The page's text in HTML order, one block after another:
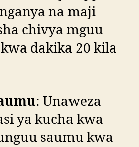
na maji
chivya mguu
dakika 20 kila
: Unaweza
ya kucha kwa
saumu kwa